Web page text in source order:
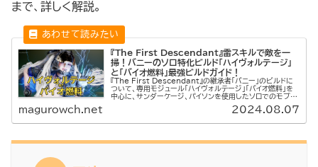
まで、詳しく解説。
『The First Descendant』雷スキルで敵を一
掃！バニーのソロ特化ビルド「ハイヴォルテージ」
と「バイオ燃料」最強ビルドガイド！
『The First Descendant』の継承者「バニー」のビルドに
ついて、専用モジュール「ハイヴォルテージ」「バイオ燃料」を
中心に、サンダーケージ、パイソンを使用したソロでのモブ狩
magurowch.net 2024.08.07